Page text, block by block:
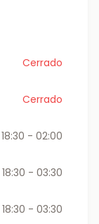
Cerrado
Cerrado
18:30 - 02:00
18:30 - 03:30
18:30 - 03:30